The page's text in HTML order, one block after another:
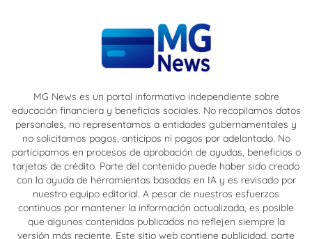
MG News es un portal informativo independiente sobre
educación financiera y beneficios sociales. No recopilamos datos
personales, no representamos a entidades gubernamentales y
no solicitamos pagos, anticipos ni pagos por adelantado. No
participamos en procesos de aprobación de ayudas, beneficios o
tarjetas de crédito. Parte del contenido puede haber sido creado
con la ayuda de herramientas basadas en IA y es revisado por
nuestro equipo editorial. A pesar de nuestros esfuerzos
continuos por mantener la información actualizada, es posible
que algunos contenidos publicados no reflejen siempre la
versión más reciente. Este sitio web contiene publicidad, parte